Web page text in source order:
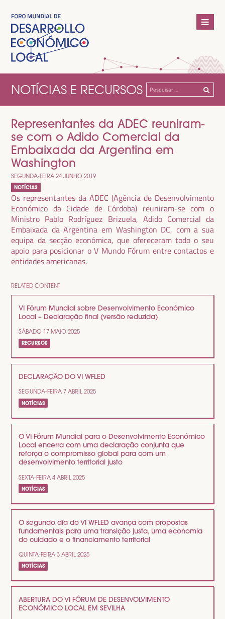
NOTÍCIAS E RECURSOS Pesquisar
por:
Representantes da ADEC reuniram-
se com o Adido Comercial da
Embaixada da Argentina em
Washington
SEGUNDA-FEIRA 24 JUNHO 2019
NOTÍCIAS
Os representantes da ADEC (Agência de Desenvolvimento
Económico da Cidade de Córdoba) reuniram-se com o
Ministro Pablo Rodríguez Brizuela, Adido Comercial da
Embaixada da Argentina em Washington DC, com a sua
equipa da secção económica, que ofereceram todo o seu
apoio para posicionar o V Mundo Fórum entre contactos e
entidades americanas.
RELATED CONTENT
VI Fórum Mundial sobre Desenvolvimento Económico
Local – Declaração final (versão reduzida)
SÁBADO 17 MAIO 2025
RECURSOS
DECLARAÇÃO DO VI WFLED
SEGUNDA-FEIRA 7 ABRIL 2025
NOTÍCIAS
O VI Fórum Mundial para o Desenvolvimento Económico
Local encerra com uma declaração conjunta que
reforça o compromisso global para com um
desenvolvimento territorial justo
SEXTA-FEIRA 4 ABRIL 2025
NOTÍCIAS
O segundo dia do VI WFLED avança com propostas
fundamentais para uma transição justa, uma economia
do cuidado e o financiamento territorial
QUINTA-FEIRA 3 ABRIL 2025
NOTÍCIAS
ABERTURA DO VI FÓRUM DE DESENVOLVIMENTO
ECONÓMICO LOCAL EM SEVILHA